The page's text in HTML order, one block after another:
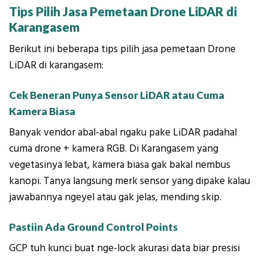
Tips Pilih Jasa Pemetaan Drone LiDAR di
Karangasem
Berikut ini beberapa tips pilih jasa pemetaan Drone
LiDAR di karangasem:
Cek Beneran Punya Sensor LiDAR atau Cuma
Kamera Biasa
Banyak vendor abal-abal ngaku pake LiDAR padahal
cuma drone + kamera RGB. Di Karangasem yang
vegetasinya lebat, kamera biasa gak bakal nembus
kanopi. Tanya langsung merk sensor yang dipake kalau
jawabannya ngeyel atau gak jelas, mending skip.
Pastiin Ada Ground Control Points
GCP tuh kunci buat nge-lock akurasi data biar presisi